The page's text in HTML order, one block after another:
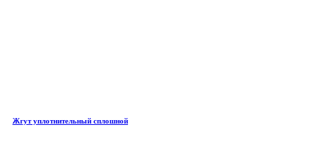
Жгут уплотнительный сплошной